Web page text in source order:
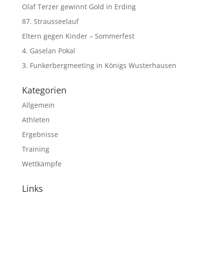
Olaf Terzer gewinnt Gold in Erding
87. Strausseelauf
Eltern gegen Kinder – Sommerfest
4. Gaselan Pokal
3. Funkerbergmeeting in Königs Wusterhausen
Kategorien
Allgemein
Athleten
Ergebnisse
Training
Wettkämpfe
Links